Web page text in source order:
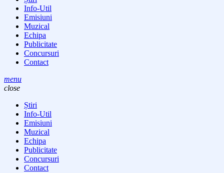
Info-Util
Emisiuni
Muzical
Echipa
Publicitate
Concursuri
Contact
menu
close
Știri
Info-Util
Emisiuni
Muzical
Echipa
Publicitate
Concursuri
Contact